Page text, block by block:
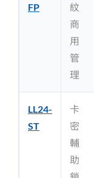
FP
紋
商
用
管
理
LL24-
ST
卡
密
輔
助